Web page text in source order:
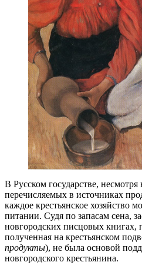
В Русском государстве, несмотря
перечисляемых в источниках
каждое крестьянское хозяйство
питании. Судя по запасам сена,
новгородских писцовых книгах,
полученная на крестьянском
продукты), не была основой
новгородского крестьянина.